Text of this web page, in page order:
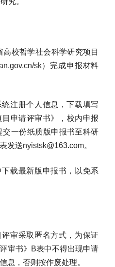
高校哲学社会科学研究项目
sk）完成申报材料
注册个人信息，下载填写
目申请评审书》，校内申报
一份纸质版申报书至科研
发送nyistsk@163.com。
载最新版申报书，以免系
审采取匿名方式，为保证
审书》B表中不得出现申请
息，否则按作废处理。